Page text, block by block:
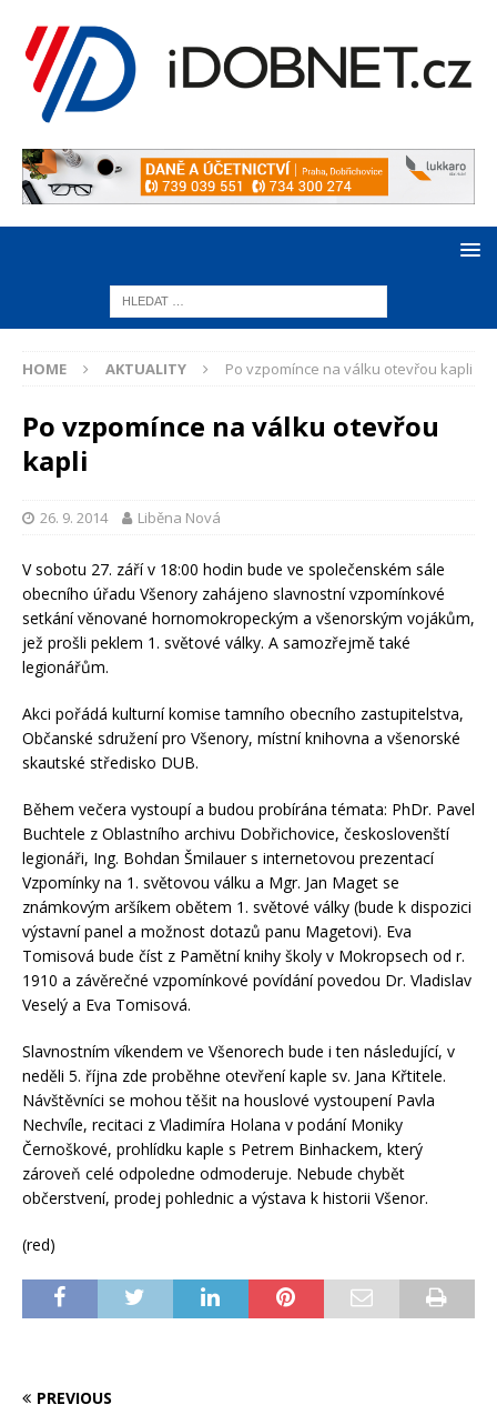
HOME AKTUALITY Po vzpomínce na válku otevřou kapli
Po vzpomínce na válku otevřou
kapli
26. 9. 2014 Liběna Nová
V sobotu 27. září v 18:00 hodin bude ve společenském sále
obecního úřadu Všenory zahájeno slavnostní vzpomínkové
setkání věnované hornomokropeckým a všenorským vojákům,
jež prošli peklem 1. světové války. A samozřejmě také
legionářům.
Akci pořádá kulturní komise tamního obecního zastupitelstva,
Občanské sdružení pro Všenory, místní knihovna a všenorské
skautské středisko DUB.
Během večera vystoupí a budou probírána témata: PhDr. Pavel
Buchtele z Oblastního archivu Dobřichovice, českoslovenští
legionáři, Ing. Bohdan Šmilauer s internetovou prezentací
Vzpomínky na 1. světovou válku a Mgr. Jan Maget se
známkovým aršíkem obětem 1. světové války (bude k dispozici
výstavní panel a možnost dotazů panu Magetovi). Eva
Tomisová bude číst z Pamětní knihy školy v Mokropsech od r.
1910 a závěrečné vzpomínkové povídání povedou Dr. Vladislav
Veselý a Eva Tomisová.
Slavnostním víkendem ve Všenorech bude i ten následující, v
neděli 5. října zde proběhne otevření kaple sv. Jana Křtitele.
Návštěvníci se mohou těšit na houslové vystoupení Pavla
Nechvíle, recitaci z Vladimíra Holana v podání Moniky
Černoškové, prohlídku kaple s Petrem Binhackem, který
zároveň celé odpoledne odmoderuje. Nebude chybět
občerstvení, prodej pohlednic a výstava k historii Všenor.
(red)
PREVIOUS